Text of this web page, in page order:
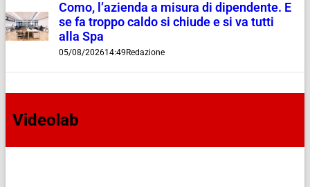
Como, l’azienda a misura di dipendente. E
se fa troppo caldo si chiude e si va tutti
alla Spa
05/08/202614:49 Redazione
Videolab